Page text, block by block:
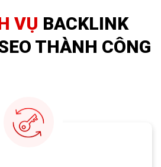
VỤ BACKLINK
THÀNH CÔNG